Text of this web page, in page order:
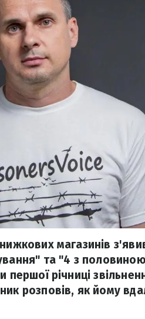
магазинів
та "4 з
річниці
розповів, як йому